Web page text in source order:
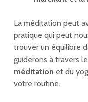
La méditation peut
pratique qui peut
trouver un équilibre
guiderons à travers
méditation et du
votre routine.